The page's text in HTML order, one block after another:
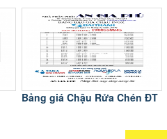
Bảng giá Chậu Rửa Chén ĐT